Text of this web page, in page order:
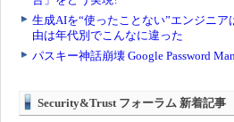
Security&Trust フォーラム 新着記事